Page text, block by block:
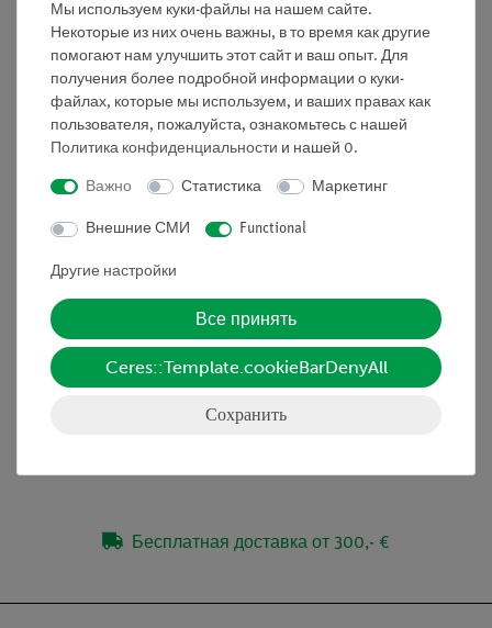
фазы представлена как функция растягивающего
напряжения
Цели обучения
Длина волны
фазовая скорость
Групповая скорость
Обервель
Объём поставки
Принадлежности
Бесплатная доставка от 300,- €
Мы используем куки-файлы на нашем сайте.
Некоторые из них очень важны, в то время как другие
помогают нам улучшить этот сайт и ваш опыт. Для
получения более подробной информации о куки-
файлах, которые мы используем, и ваших правах как
пользователя, пожалуйста, ознакомьтесь с нашей
Политика конфиденциальности и нашей 0.
Важно Статистика Маркетинг
Внешние СМИ Functional
Другие настройки
Все принять
Ceres::Template.cookieBarDenyAll
Сохранить